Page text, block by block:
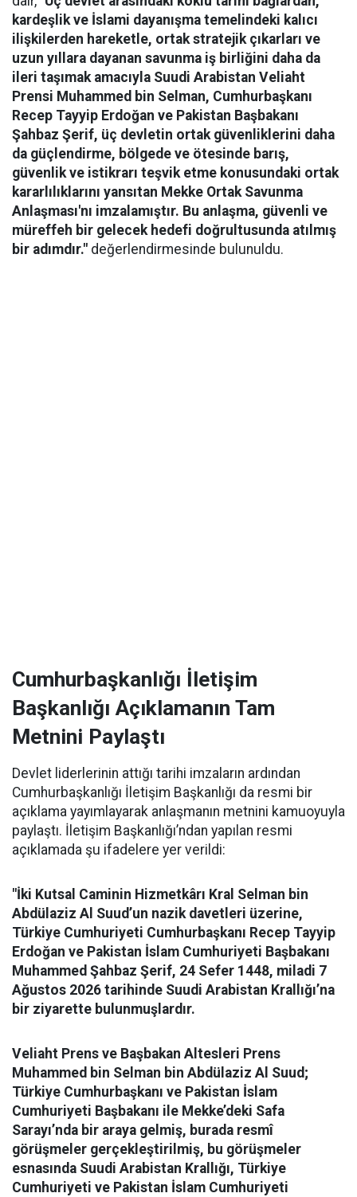
kardeşlik ve İslami dayanışma temelindeki kalıcı
ilişkilerden hareketle, ortak stratejik çıkarları ve
uzun yıllara dayanan savunma iş birliğini daha da
ileri taşımak amacıyla Suudi Arabistan Veliaht
Prensi Muhammed bin Selman, Cumhurbaşkanı
Recep Tayyip Erdoğan ve Pakistan Başbakanı
Şahbaz Şerif, üç devletin ortak güvenliklerini daha
da güçlendirme, bölgede ve ötesinde barış,
güvenlik ve istikrarı teşvik etme konusundaki ortak
kararlılıklarını yansıtan Mekke Ortak Savunma
Anlaşması'nı imzalamıştır. Bu anlaşma, güvenli ve
müreffeh bir gelecek hedefi doğrultusunda atılmış
bir adımdır." değerlendirmesinde bulunuldu.
Cumhurbaşkanlığı İletişim
Başkanlığı Açıklamanın Tam
Metnini Paylaştı
Devlet liderlerinin attığı tarihi imzaların ardından
Cumhurbaşkanlığı İletişim Başkanlığı da resmi bir
açıklama yayımlayarak anlaşmanın metnini kamuoyuyla
paylaştı. İletişim Başkanlığı’ndan yapılan resmi
açıklamada şu ifadelere yer verildi:
"İki Kutsal Caminin Hizmetkârı Kral Selman bin
Abdülaziz Al Suud’un nazik davetleri üzerine,
Türkiye Cumhuriyeti Cumhurbaşkanı Recep Tayyip
Erdoğan ve Pakistan İslam Cumhuriyeti Başbakanı
Muhammed Şahbaz Şerif, 24 Sefer 1448, miladi 7
Ağustos 2026 tarihinde Suudi Arabistan Krallığı’na
bir ziyarette bulunmuşlardır.
Veliaht Prens ve Başbakan Altesleri Prens
Muhammed bin Selman bin Abdülaziz Al Suud;
Türkiye Cumhurbaşkanı ve Pakistan İslam
Cumhuriyeti Başbakanı ile Mekke’deki Safa
Sarayı’nda bir araya gelmiş, burada resmî
görüşmeler gerçekleştirilmiş, bu görüşmeler
esnasında Suudi Arabistan Krallığı, Türkiye
Cumhuriyeti ve Pakistan İslam Cumhuriyeti